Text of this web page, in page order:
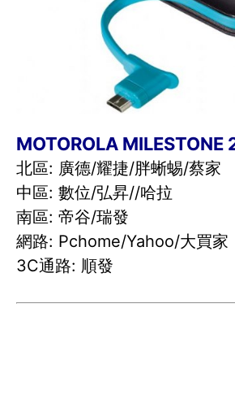
MOTOROLA MILESTONE
北區: 廣德/耀捷/胖蜥蜴/蔡家
中區: 數位/弘昇//哈拉
南區: 帝谷/瑞發
網路: Pchome/Yahoo/大買家
3C通路: 順發